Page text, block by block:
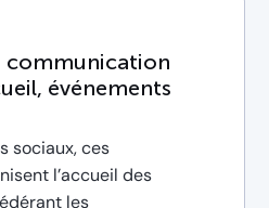
communication
événements
sociaux, ces
l’accueil des
les